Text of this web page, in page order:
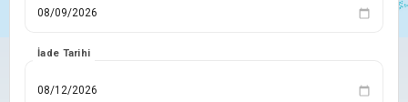
İade Tarihi